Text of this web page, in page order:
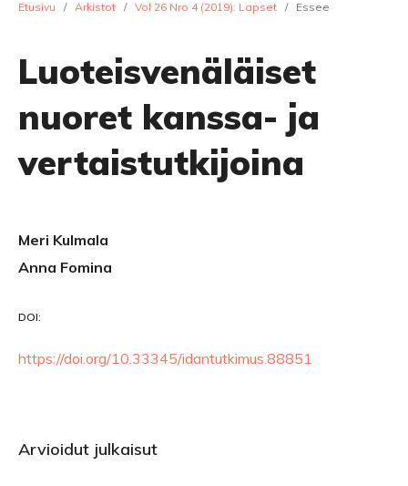
Etusivu / Arkistot / Vol 26 Nro 4 (2019): Lapset / Essee
Luoteisvenäläiset
nuoret kanssa- ja
vertaistutkijoina
Meri Kulmala
Anna Fomina
DOI:
https://doi.org/10.33345/idantutkimus.88851
Arvioidut julkaisut